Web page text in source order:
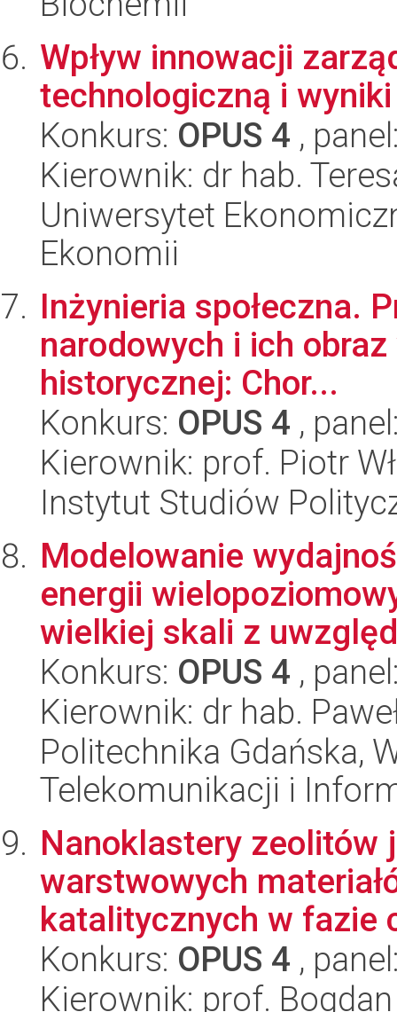
Wpływ innowacji
technologiczną i
Konkurs: OPUS 4 ,
Kierownik: dr hab.
Uniwersytet
Ekonomii
Inżynieria społeczna.
narodowych i ich
historycznej: Chor...
Konkurs: OPUS 4 ,
Kierownik: prof. Piotr
Instytut Studiów
Modelowanie
energii
wielkiej skali z
Konkurs: OPUS 4 ,
Kierownik: dr hab.
Politechnika Gdańska,
Telekomunikacji i
Nanoklastery zeolitów
warstwowych
katalitycznych w fazie
Konkurs: OPUS 4 ,
Kierownik: prof.